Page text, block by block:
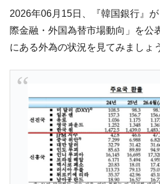
『Money1』
韓国「2026年07月
体だけで410億ドル、輸出全体の41
『Money1』
韓国･李在明「青年
『Money1』
ル。外平債の発行「19.4億ドル」
『Money1』
韓国「ここは北朝鮮
ーにウソのデータを入力したのは明
『Money1』
韓国･李在明さっそ
言。
『Money1』
韓国は「中国と同じ
2026年06月15日、『韓国銀行』
際金融・外国為替市場動向」を公
にある外為の状況を見てみましょ